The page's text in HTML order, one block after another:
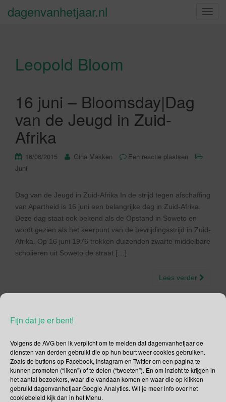
Fijn dat je er bent!
Volgens de AVG ben ik verplicht om te melden dat dagenvanhetjaar de
diensten van derden gebruikt die op hun beurt weer cookies gebruiken.
Zoals de buttons op Facebook, Instagram en Twitter om een pagina te
kunnen promoten (“liken”) of te delen (“tweeten”). En om inzicht te krijgen in
het aantal bezoekers, waar die vandaan komen en waar die op klikken
gebruikt dagenvanhetjaar Google Analytics. Wil je meer info over het
cookiebeleid kijk dan in het Menu.
S
dagenvanhetjaar.nl
Leopold Bloom
16 juni – Bloomsday|Dag
van de Jeugd in Zuid-
Afrika
16/06/2015 Gina Makken
Een reactie plaatsen
Juni
Dag van de Jeugd in Zuid-Afrika In de strijd tegen afschaffing
van Apartheid is 16 juni een belangrijke dag in Zuid-Afrika.
Deze dag staat ook bekend als de Opstand in Soweto en
wordt gezien als het keerpunt van de bevrijdingsstrijd in Zuid-
Afrika. Op 16 juni 1976 trokken duizenden zwarte middelbare
scholieren uit Soweto de straat […]
Lees verder
Social Media
Je kunt me volgen op